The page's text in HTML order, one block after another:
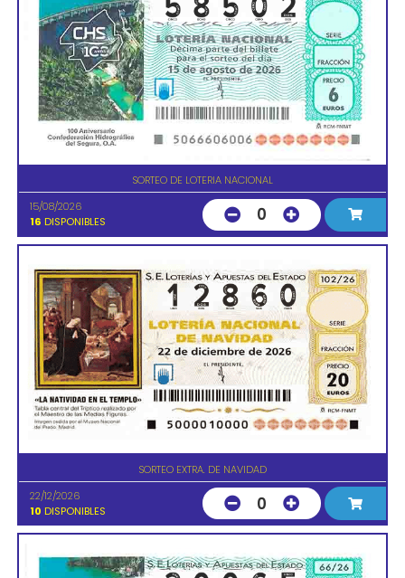
SORTEO DE LOTERIA NACIONAL
15/08/2026
16 DISPONIBLES 0
SORTEO EXTRA. DE NAVIDAD
22/12/2026
10 DISPONIBLES 0